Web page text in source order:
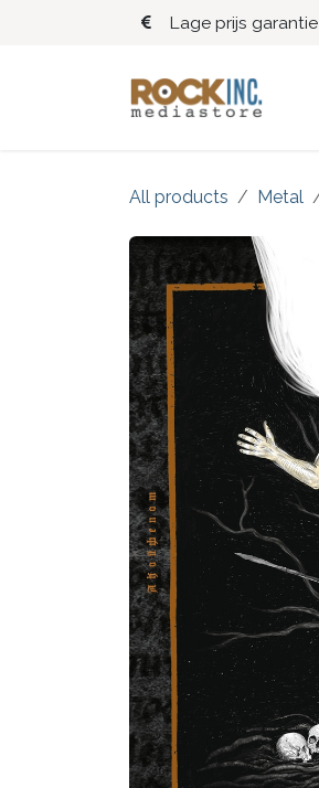
Overslaan naar inhoud
Lage prijs garantie
All products Metal